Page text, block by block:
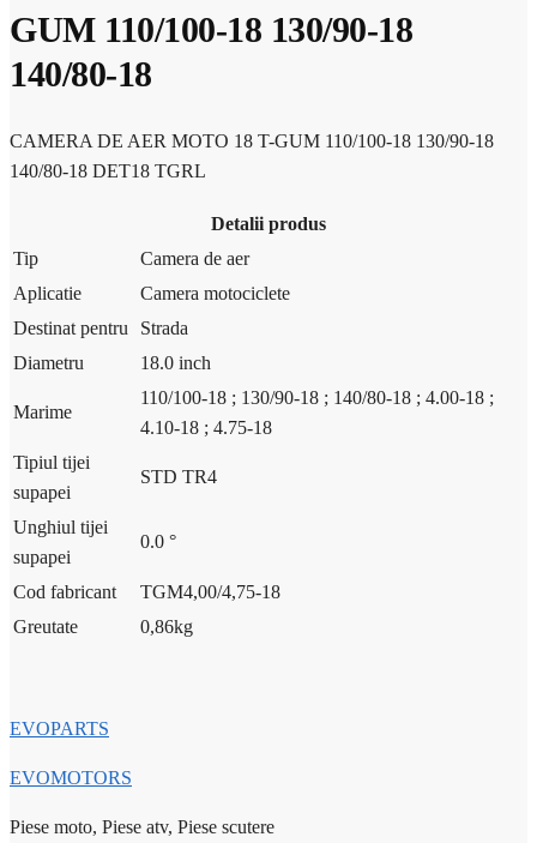
GUM 110/100-18 130/90-18
140/80-18
CAMERA DE AER MOTO 18 T-GUM 110/100-18 130/90-18
140/80-18 DET18 TGRL
Detalii produs
Tip
Camera de aer
Aplicatie
Camera motociclete
Destinat pentru
Strada
Diametru
18.0 inch
Marime
110/100-18 ; 130/90-18 ; 140/80-18 ; 4.00-18 ;
4.10-18 ; 4.75-18
Tipiul tijei
supapei
STD TR4
Unghiul tijei
supapei
0.0 °
Cod fabricant
TGM4,00/4,75-18
Greutate
0,86kg
EVOPARTS
EVOMOTORS
Piese moto, Piese atv, Piese scutere